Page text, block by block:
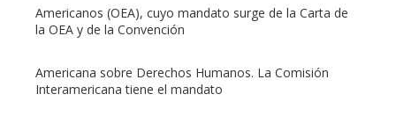
Americanos (OEA), cuyo mandato surge de la Carta de
la OEA y de la Convención
Americana sobre Derechos Humanos. La Comisión
Interamericana tiene el mandato